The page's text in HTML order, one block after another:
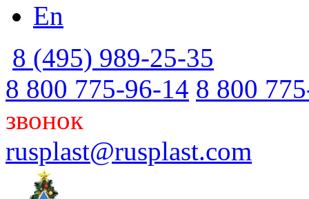
En
8 (495) 989-25-35
8 800 775-96-14 8 800
звонок
rusplast@rusplast.com